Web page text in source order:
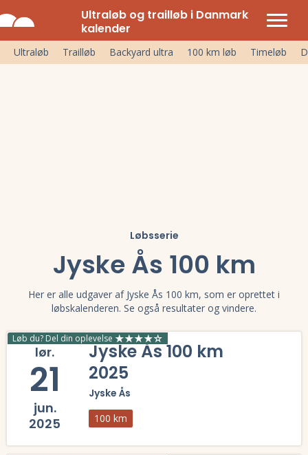
Ultraløb og trailløb i Danmark
kalender
Ultraløb Trailløb Backyard ultra 100 km løb Timeløb
Løbsserie
Jyske Ås 100 km
Her er alle udgaver af Jyske Ås 100 km, som er oprettet i
løbskalenderen. Se også resultater og vindere.
Løb du? Del din oplevelse
lør.
21
jun.
2025
Jyske Ås 100 km
2025
Jyske Ås
100 km